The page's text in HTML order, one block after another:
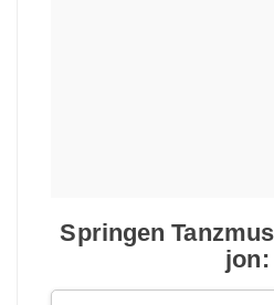
Springen
jon: